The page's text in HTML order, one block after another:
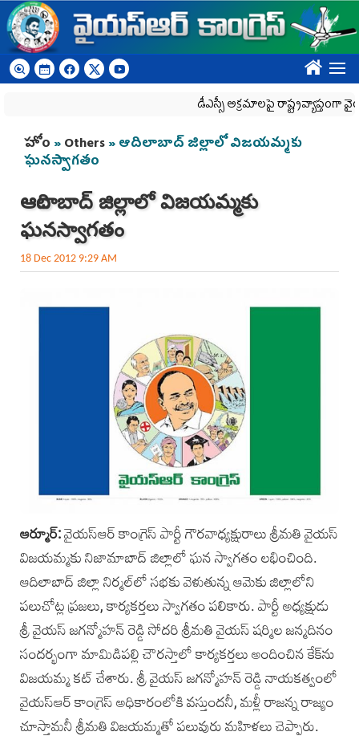
Skip to main content
????
డీఎస్సీ అక్రమాలపై రాష్ట్రవ్యాప్తంగా
You are here
హోం »Others» ఆదిలాబాద్ జిల్లాలో విజయమ్మకు
ఘనస్వాగతం
ఆదిలాబాద్ జిల్లాలో విజయమ్మకు
ఘనస్వాగతం
18 Dec 2012 9:29 AM
ఆర్మూర్:వైయస్ఆర్ కాంగ్రెస్ పార్టీ గౌరవాధ్యక్షురాలు శ్రీమతి వైయస్
విజయమ్మకు నిజామాబాద్ జిల్లాలో ఘన స్వాగతం లభించింది.
ఆదిలాబాద్ జిల్లా నిర్మల్‌లో సభకు వెళుతున్న ఆమెకు జిల్లాలోని
పలుచోట్ల ప్రజలు, కార్యకర్తలు స్వాగతం పలికారు. పార్టీ అధ్యక్షుడు
శ్రీ వైయస్ జగన్మోహన్ రెడ్డి సోదరి శ్రీమతి వైయస్ షర్మిల జన్మదినం
సందర్భంగా మామిడిపల్లి చౌరస్తాలో కార్యకర్తలు అందించిన కేక్‌ను
విజయమ్మ కట్ చేశారు. శ్రీ వైయస్ జగన్మోహన్ రెడ్డి నాయకత్వంలో
వైయస్ఆర్ కాంగ్రెస్ అధికారంలోకి వస్తుందనీ, మళ్లీ రాజన్న రాజ్యం
చూస్తామనీ శ్రీమతి విజయమ్మతో పలువురు మహిళలు చెప్పారు.